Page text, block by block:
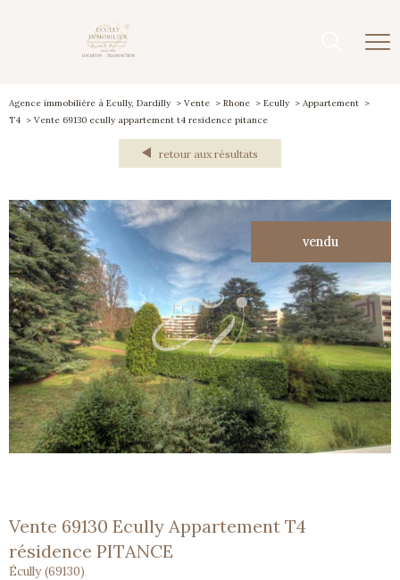
Agence immobilière à Ecully, Dardilly Vente Rhone Ecully
Appartement
T4
Vente 69130 ecully appartement t4 residence pitance
retour aux résultats
vendu
Vente 69130 Ecully Appartement T4
résidence PITANCE
Écully (69130)